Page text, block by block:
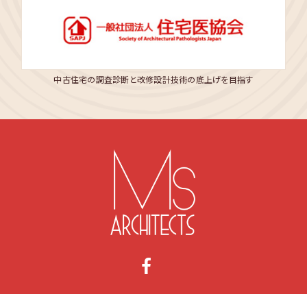
中古住宅の調査診断と改修設計技術の底上げを目指す